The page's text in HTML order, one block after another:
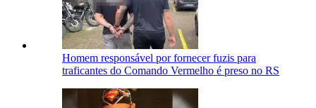
Homem responsável por fornecer fuzis para
traficantes do Comando Vermelho é preso no RS